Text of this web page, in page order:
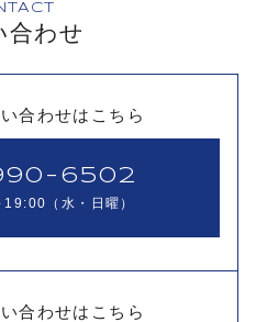
合わせ
合わせはこちら
6502
（水・日曜）
合わせはこちら